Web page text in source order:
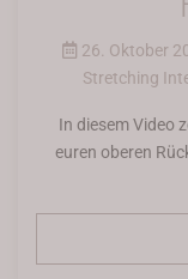
26. Oktober
Stretching
In diesem Video
euren oberen